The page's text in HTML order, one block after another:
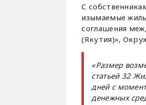
С
изымаемые
соглашения
(Якутия)»,
«Размер
статьей 32
дней с
денежных